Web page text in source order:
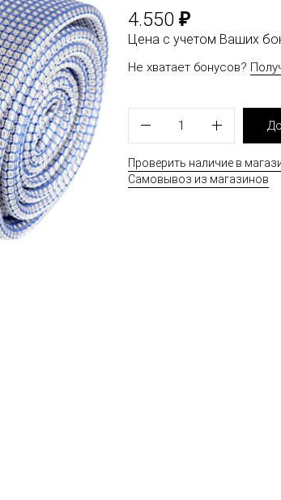
4.550 ₽
Цена с учетом Ваших
Не хватает бонусов?
1
Проверить наличие в
Самовывоз из магазинов